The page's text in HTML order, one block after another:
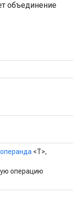
объединение
операнда <T>,
операцию